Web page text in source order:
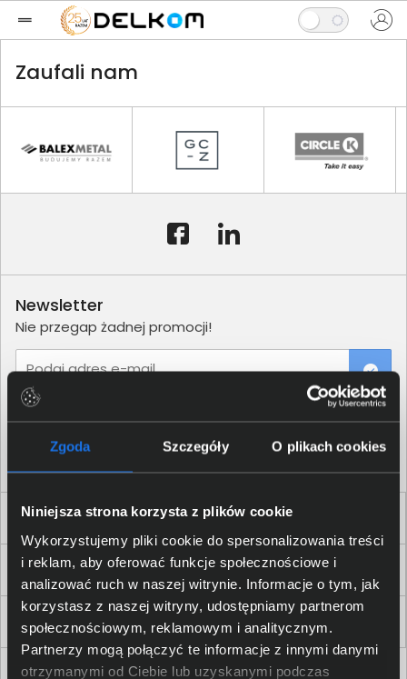
Zgoda Szczegóły O plikach cookies
Niniejsza strona korzysta z plików cookie
Wykorzystujemy pliki cookie do spersonalizowania treści
i reklam, aby oferować funkcje społecznościowe i
analizować ruch w naszej witrynie. Informacje o tym, jak
korzystasz z naszej witryny, udostępniamy partnerom
społecznościowym, reklamowym i analitycznym.
Partnerzy mogą połączyć te informacje z innymi danymi
otrzymanymi od Ciebie lub uzyskanymi podczas
Zaufali nam
Dla Firm i Instytucji
Zakupy
Delkom 2000
Newsletter
Nie przegap żadnej promocji!
Podaj adres e-mail